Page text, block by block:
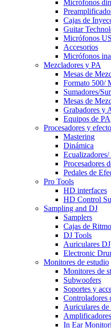
Micrófonos
Cajas de
Guitar
Micrófonos
Accesorios
Micrófonos
Mezcladores y PA
Mesas de
Formato 500/
Sumadores/
Mesas de
Grabadores y
Equipos de PA
Procesadores y
Mastering
Dinámica
Procesadores
Pedales de
Pro Tools
HD interfaces
HD Control
Sampling and DJ
Samplers
Cajas de Ritmo
DJ Tools
Auriculares DJ
Electronic
Monitores de estudio
Monitores de
Subwoofers
Soportes y
Controladores
Auriculares de
In Ear